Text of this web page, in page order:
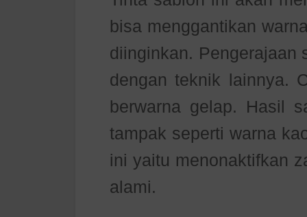
bisa menggantikan
diinginkan. Pengerajaan
dengan teknik lainnya.
berwarna gelap. Hasil
tampak seperti warna
ini yaitu menonaktifkan
alami.